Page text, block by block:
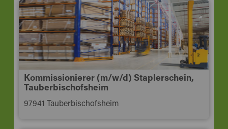
Kommissionierer (m/w/d) Staplerschein,
Tauberbischofsheim
97941 Tauberbischofsheim